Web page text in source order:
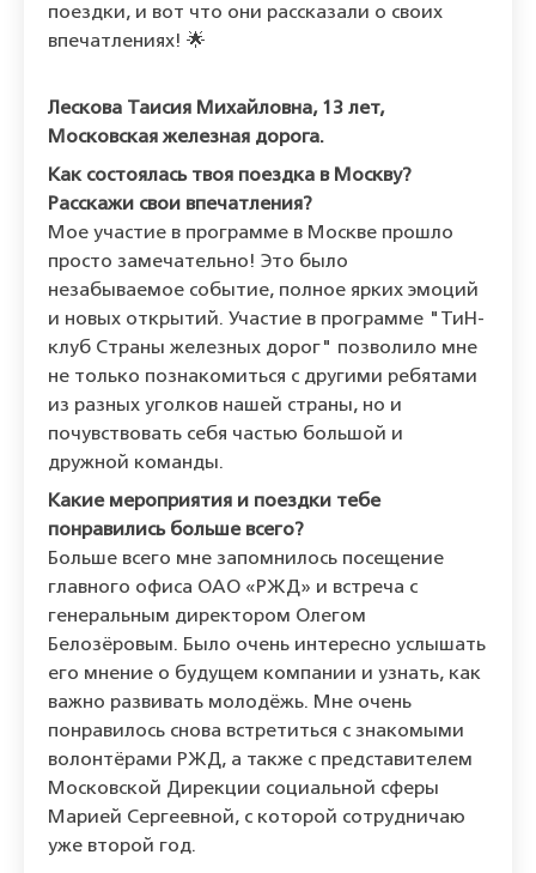
поездки, и вот что они рассказали о своих
впечатлениях! 🌟
Лескова Таисия Михайловна, 13 лет,
Московская железная дорога.
Как состоялась твоя поездка в Москву?
Расскажи свои впечатления?
Мое участие в программе в Москве прошло
просто замечательно! Это было
незабываемое событие, полное ярких эмоций
и новых открытий. Участие в программе "ТиН-
клуб Страны железных дорог" позволило мне
не только познакомиться с другими ребятами
из разных уголков нашей страны, но и
почувствовать себя частью большой и
дружной команды.
Какие мероприятия и поездки тебе
понравились больше всего?
Больше всего мне запомнилось посещение
главного офиса ОАО «РЖД» и встреча с
генеральным директором Олегом
Белозёровым. Было очень интересно услышать
его мнение о будущем компании и узнать, как
важно развивать молодёжь. Мне очень
понравилось снова встретиться с знакомыми
волонтёрами РЖД, а также с представителем
Московской Дирекции социальной сферы
Марией Сергеевной, с которой сотрудничаю
уже второй год.